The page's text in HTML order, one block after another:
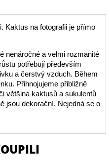
Kaktus na fotografii je přímo
nenáročné a velmi rozmanité
potřebují především
a čerstvý vzduch. Během
Přihnojujeme přibližně
většina kaktusů a sukulentů
jsou dekorační. Nejedná se o